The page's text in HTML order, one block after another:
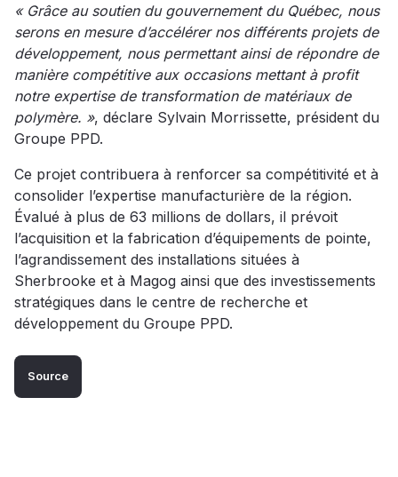
« Grâce au soutien du gouvernement du Québec, nous
serons en mesure d’accélérer nos différents projets de
développement, nous permettant ainsi de répondre de
manière compétitive aux occasions mettant à profit
notre expertise de transformation de matériaux de
polymère. », déclare Sylvain Morrissette, président du
Groupe PPD.
Ce projet contribuera à renforcer sa compétitivité et à
consolider l’expertise manufacturière de la région.
Évalué à plus de 63 millions de dollars, il prévoit
l’acquisition et la fabrication d’équipements de pointe,
l’agrandissement des installations situées à
Sherbrooke et à Magog ainsi que des investissements
stratégiques dans le centre de recherche et
développement du Groupe PPD.
Source